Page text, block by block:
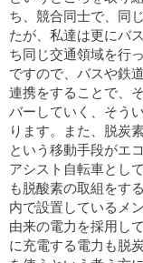
ち、競合同士で、同
たが、私達は更にバ
ち同じ交通領域を行
ですので、バスや鉄
連携をすることで、
バーしていく、そう
ります。また、脱炭
という移動手段がエ
アシスト自転車とし
も脱酸素の取組をす
内で設置しているメ
由来の電力を採用し
に充電する電力も脱